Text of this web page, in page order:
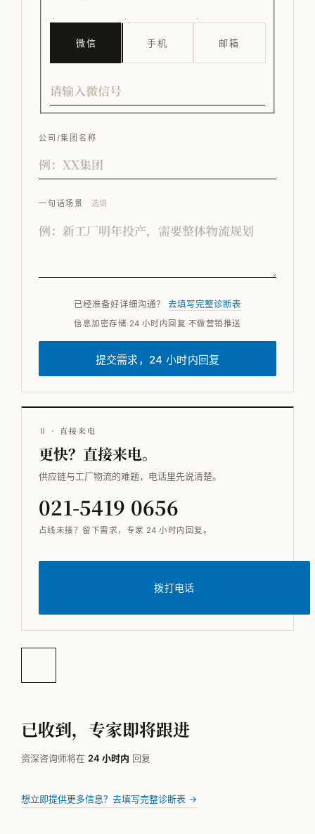
微信 手机 邮箱
公司/集团名称
一句话场景 选填
已经准备好详细沟通？ 去填写完整诊断表
信息加密存储· 24 小时内回复·不做营销推送
提交需求，24 小时内回复
Ⅱ · 直接来电
更快？直接来电。
供应链与工厂物流的难题，电话里先说清楚。
021-5419 0656
占线未接？留下需求，专家 24 小时内回复。
拨打电话
已收到，专家即将跟进
资深咨询师将在 24 小时内 回复
想立即提供更多信息？去填写完整诊断表 →